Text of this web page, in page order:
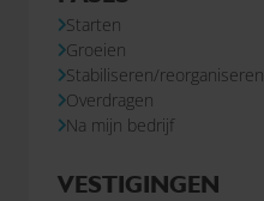
Starten
Groeien
Stabiliseren/reorganiseren
Overdragen
Na mijn bedrijf
VESTIGINGEN